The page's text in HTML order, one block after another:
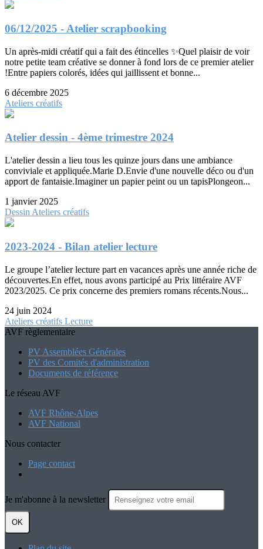
06/12/2025 - Atelier scrapbooking
Un après-midi créatif qui a fait des étincelles ✨Quel plaisir de voir
notre petite team créative se donner à fond lors de ce premier atelier
!Entre papiers colorés, idées qui jaillissent et bonne...
6 décembre 2025
Ateliers créatifs
Atelier dessin - 4ème trimestre 2024
L'atelier dessin a lieu tous les quinze jours dans une ambiance
conviviale et appliquée.Marie D.Envie d'une nouvelle déco ou d'un
apport de fantaisie.Imaginer un papier peint ou un tapisPlongeon...
1 janvier 2025
Dessin Ateliers créatifs
2023-2024 - Bilan atelier lecture
Le groupe l’atelier lecture part en vacances après une année riche de
découvertes.En effet, nous avons participé au Prix littéraire AVF
2023/2025. Ce prix concerne des premiers romans récents.Nous...
24 juin 2024
Ateliers créatifs Lecture
AVF règlementaire
PV Assemblées Générales
PV des Comités d'administration
Documents de référence
Le réseau AVF
AVF Rhône-Alpes
AVF National
Nous contacter
Page contact
Je m'abonne à la newsletter
OK